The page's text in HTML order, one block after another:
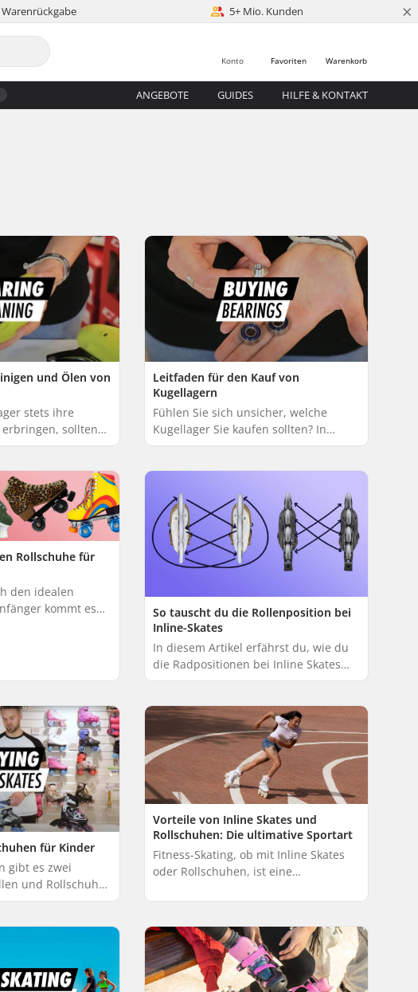
Warenrückgabe 5+ Mio. Kunden ×
Warenkorb
Favoriten
Konto
ANGEBOTE GUIDES HILFE & KONTAKT
und Ölen von
stets ihre
sollten
reinigen und
Leitfaden für den Kauf von
Kugellagern
Fühlen Sie sich unsicher, welche
Kugellager Sie kaufen sollten? In
diesem Leitfaden werden die
Rollschuhe für
den idealen
kommt es
So tauscht du die Rollenposition bei
Inline-Skates
In diesem Artikel erfährst du, wie du
die Radpositionen bei Inline Skates
mit 3 oder 4 Rädern einstellst. Die
norm...
für Kinder
gibt es zwei
und Rollschuhe.
sind in der
Vorteile von Inline Skates und
Rollschuhen: Die ultimative Sportart
Fitness-Skating, ob mit Inline Skates
oder Rollschuhen, ist eine
zur Erhaltung der Fitness. Durch die